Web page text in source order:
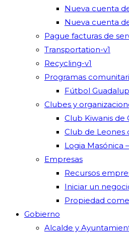
Nueva cuenta
Nueva cuenta
Pague facturas de
Transportation-v1
Recycling-v1
Programas
Fútbol
Clubes y
Club Kiwanis de
Club de Leones
Logia Masónica
Empresas
Recursos
Iniciar un
Propiedad
Gobierno
Alcalde y